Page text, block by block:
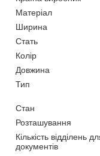
Матеріал
Ширина
Стать
Колір
Довжина
Тип
Стан
Розташування
Кількість відділень
документів